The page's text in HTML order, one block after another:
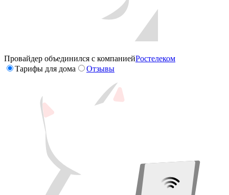
Провайдер объединился с компаниейРостелеком
Тарифы для дома
Отзывы